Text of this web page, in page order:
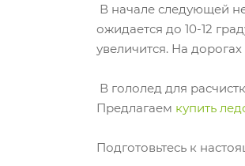
В начале следующей
ожидается до 10-12
увеличится. На
В гололед для
Предлагаем купить
Подготовьтесь к